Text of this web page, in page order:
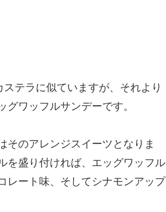
テラに似ていますが、それより
ワッフルサンデーです。
そのアレンジスイーツとなりま
を盛り付ければ、エッグワッフル
レート味、そしてシナモンアップ